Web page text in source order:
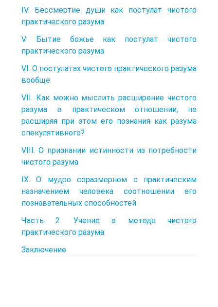
IV. Бессмертие души как постулат чистого
практического разума
V. Бытие божье как постулат чистого
практического разума
VI. О постулатах чистого практического разума
вообще
VII. Как можно мыслить расширение чистого
разума в практическом отношении, не
расширяя при этом его познания как разума
спекулятивного?
VIII. О признании истинности из потребности
чистого разума
IX. О мудро соразмерном с практическим
назначением человека соотношении его
познавательных способностей
Часть 2. Учение о методе чистого
практического разума
Заключение